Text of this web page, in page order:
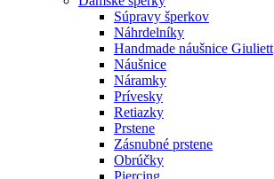
Súpravy šperkov
Náhrdelníky
Handmade náušnice Giuliett
Náušnice
Náramky
Prívesky
Retiazky
Prstene
Zásnubné prstene
Obrúčky
Piercing